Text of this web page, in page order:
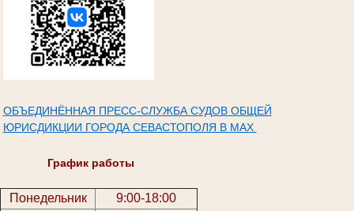
ОБЪЕДИНЁННАЯ ПРЕСС-СЛУЖБА СУДОВ ОБЩЕЙ
ЮРИСДИКЦИИ ГОРОДА СЕВАСТОПОЛЯ В МАХ
График работы
Понедельник
9:00-18:00